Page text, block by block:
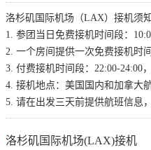
洛杉矶国际机场（LAX）接机须
1. 参团当日免费接机时间段：
2. 一个房间提供一次免费接机时
3. 付费接机时间段：22:00-24:00
4. 接机地点：美国国内和加拿大
5. 请在出发三天前提供航班信息
洛杉矶国际机场(LAX)接机